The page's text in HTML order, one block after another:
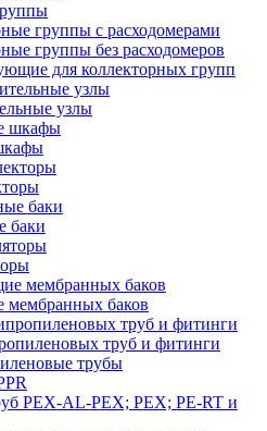
группы с расходомерами
группы без расходомеров
для коллекторных групп
узлы
баки
баков
труб и фитинги
трубы